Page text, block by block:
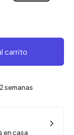
carrito
semanas
en casa